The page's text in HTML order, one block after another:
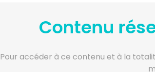
Contenu
Pour accéder à ce contenu et à la